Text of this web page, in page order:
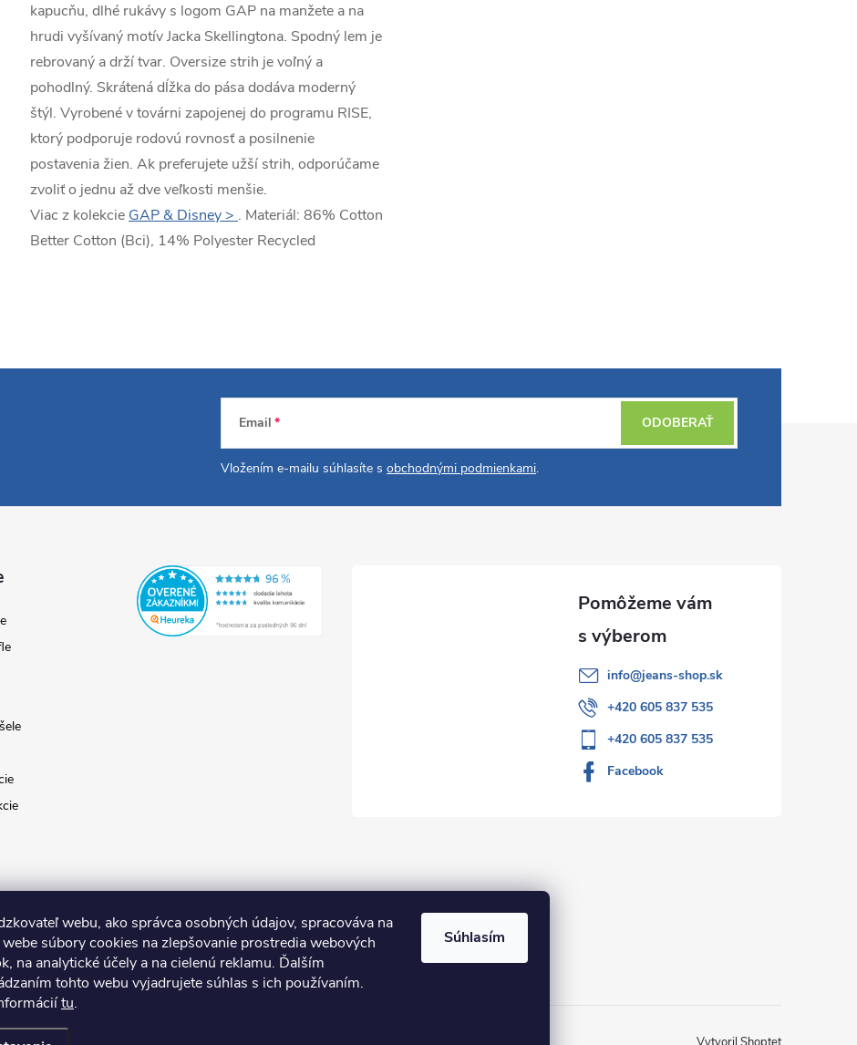
webu, ako správca osobných údajov, spracováva na
súbory cookies na zlepšovanie prostredia webových
na analytické účely a na cielenú reklamu. Ďalším
tohto webu vyjadrujete súhlas s ich používaním.
tu.
Súhlasím
kapucňu, dlhé rukávy s logom GAP na manžete a na
hrudi vyšívaný motív Jacka Skellingtona. Spodný lem je
rebrovaný a drží tvar. Oversize strih je voľný a
pohodlný. Skrátená dĺžka do pása dodáva moderný
štýl. Vyrobené v továrni zapojenej do programu RISE,
ktorý podporuje rodovú rovnosť a posilnenie
postavenia žien. Ak preferujete užší strih, odporúčame
zvoliť o jednu až dve veľkosti menšie.
Viac z kolekcie GAP & Disney > . Materiál: 86% Cotton
Better Cotton (Bci), 14% Polyester Recycled
Email
Vložením e-mailu súhlasíte s obchodnými podmienkami.
ODOBERAŤ
info@jeans-shop.sk
+420 605 837 535
+420 605 837 535
Facebook